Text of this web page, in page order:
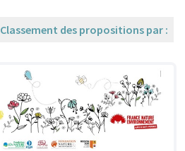
Classement des propositions par :